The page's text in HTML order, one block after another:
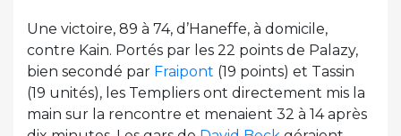
Une victoire, 89 à 74, d’Haneffe, à domicile,
contre Kain. Portés par les 22 points de Palazy,
bien secondé par Fraipont (19 points) et Tassin
(19 unités), les Templiers ont directement mis la
main sur la rencontre et menaient 32 à 14 après